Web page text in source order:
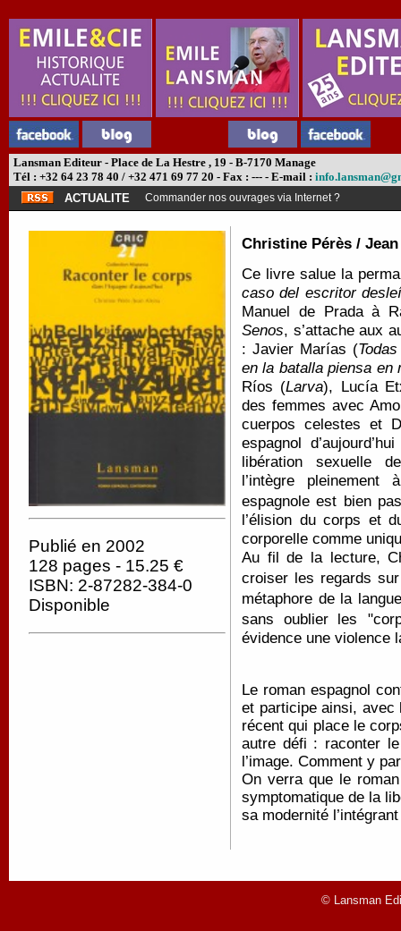
Lansman Editeur - Place de La Hestre , 19 - B-7170 Manage
Tél : +32 64 23 78 40 / +32 471 69 77 20 - Fax : --- - E-mail :
ACTUALITE
Commander nos ouvrages via Internet ?
Publié en 2002
128 pages - 15.25 €
ISBN: 2-87282-384-0
Disponible
Christine Pérès /
Ce livre salue la
caso del escritor
Manuel de Prada à
Senos, s’attache aux
: Javier Marías (
en la batalla piensa en
Ríos (Larva), Lucía
des femmes avec
cuerpos celestes et
espagnol
libération sexuelle
l’intègre
espagnole est bien
l’élision du corps et
corporelle comme
Au fil de la lecture,
croiser les regards
métaphore de la
sans oublier les
"
évidence une violence
Le roman espagnol
et participe ainsi, avec
récent qui place le
autre défi : raconter
l’image. Comment y
On verra que le roman
symptomatique de la
sa modernité
© Lansman